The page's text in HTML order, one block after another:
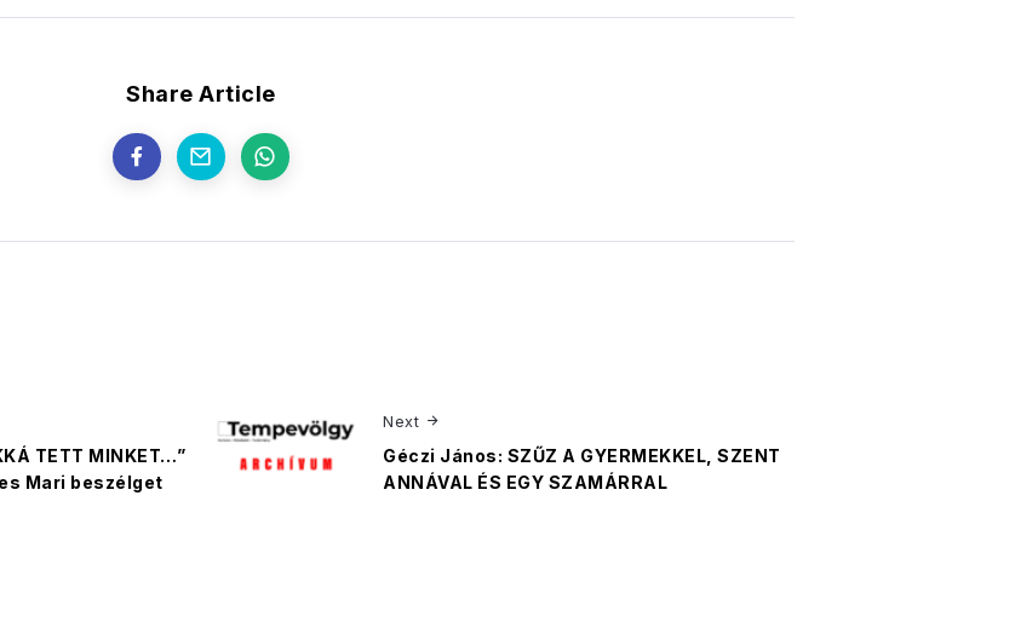
Share Article
TETT MINKET…”
Mari beszélget
Next
Géczi János: SZŰZ A GYERMEKKEL, SZENT
ANNÁVAL ÉS EGY SZAMÁRRAL